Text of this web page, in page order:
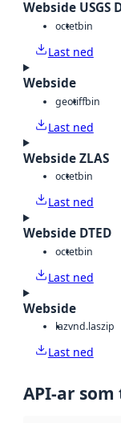
Webside USGS
octetbin
Last ned
Webside
geotiffbin
Last ned
Webside ZLAS
octetbin
Last ned
Webside DTED
octetbin
Last ned
Webside
lazvnd.laszip
Last ned
API-ar